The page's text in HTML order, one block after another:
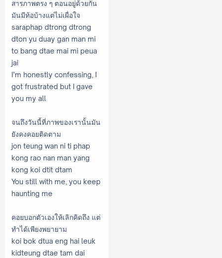
สารภาพตรง ๆ ตอนอยู่ด้วยกัน
มันมีท้อบ้างแต่ไม่เผื่อใจ
saraphap dtrong dtrong
dton yu duay gan man mi
to bang dtae mai mi peua
jai
I’m honestly confessing, I
got frustrated but I gave
you my all
จนถึงวันนี้ที่ภาพของเรานั้นมัน
ยังคงคอยติดตาม
jon teung wan ni ti phap
kong rao nan man yang
kong koi dtit dtam
You still with me, you keep
haunting me
คอยบอกตัวเองให้เลิกคิดถึง แต่
ทำได้เพียงพยายาม
koi bok dtua eng hai leuk
kidteung dtae tam dai